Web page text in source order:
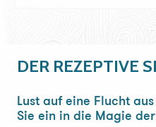
DER REZEPTIVE
Lust auf eine Flucht aus
Sie ein in die Magie der